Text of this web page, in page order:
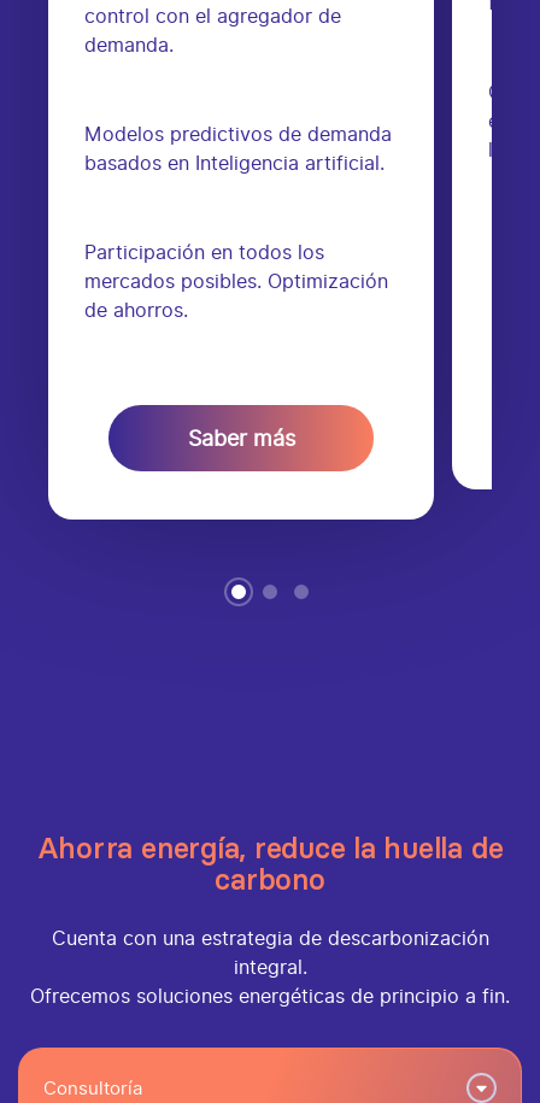
control con el agregador de
demanda.
Modelos predictivos de demanda
basados en Inteligencia artificial.
Participación en todos los
mercados posibles. Optimización
de ahorros.
Saber más
los
Ahorra energía, reduce la huella de
carbono
Cuenta con una estrategia de descarbonización
integral.
Ofrecemos soluciones energéticas de principio a fin.
Consultoría